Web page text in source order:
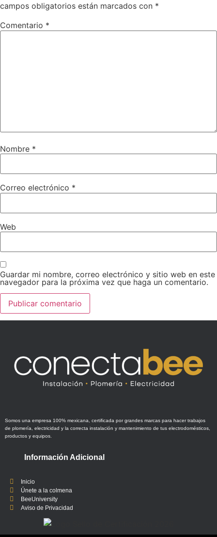
campos obligatorios están marcados con *
Comentario *
Nombre *
Correo electrónico *
Web
Guardar mi nombre, correo electrónico y sitio web en este
navegador para la próxima vez que haga un comentario.
Somos una empresa 100% mexicana, certificada por grandes marcas para hacer trabajos
de plomería, electricidad y la correcta instalación y mantenimiento de tus electrodomésticos,
productos y equipos.
Información Adicional
Inicio
Únete a la colmena
BeeUniversity
Aviso de Privacidad